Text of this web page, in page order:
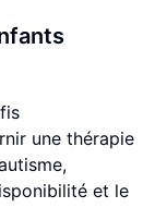
une thérapie
et le